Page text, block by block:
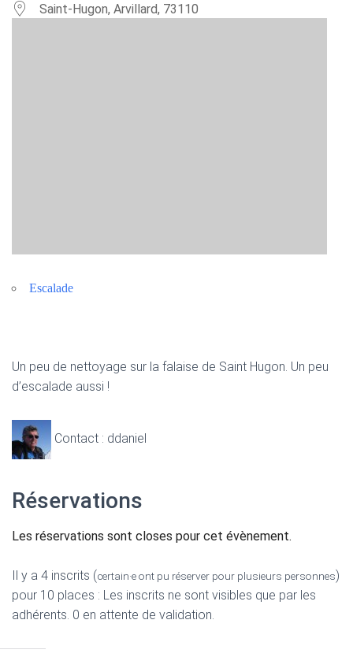
Saint-Hugon, Arvillard, 73110
Escalade
Un peu de nettoyage sur la falaise de Saint Hugon. Un peu
d’escalade aussi !
Contact : ddaniel
Réservations
Les réservations sont closes pour cet évènement.
Il y a 4 inscrits (certain·e ont pu réserver pour plusieurs personnes)
pour 10 places : Les inscrits ne sont visibles que par les
adhérents. 0 en attente de validation.